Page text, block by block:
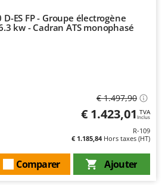
ES FP - Groupe électrogène
kw - Cadran ATS monophasé
€ 1.497,90
€ 1.423,01 TVA
Inclus
R-109
€ 1.185,84Hors taxes (HT)
Ajouter
Comparer